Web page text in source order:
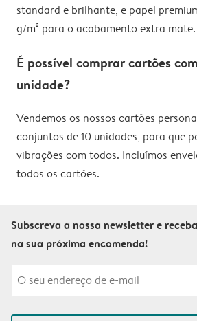
standard e brilhante, e papel
g/m² para o acabamento extra mate.
É possível comprar cartões
unidade?
Vendemos os nossos cartões
conjuntos de 10 unidades, para que
vibrações com todos. Incluímos
todos os cartões.
Subscreva a nossa newsletter e
na sua próxima encomenda!